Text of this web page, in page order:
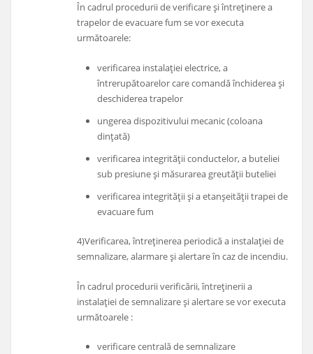
În cadrul procedurii de verificare și întreținere a
trapelor de evacuare fum se vor executa
următoarele:
verificarea instalației electrice, a
întrerupătoarelor care comandă închiderea și
deschiderea trapelor
ungerea dispozitivului mecanic (coloana
dințată)
verificarea integrității conductelor, a buteliei
sub presiune și măsurarea greutății buteliei
verificarea integrității și a etanșeității trapei de
evacuare fum
4)Verificarea, întreţinerea periodică a instalaţiei de
semnalizare, alarmare şi alertare în caz de incendiu.
În cadrul procedurii verificării, întreţinerii a
instalației de semnalizare şi alertare se vor executa
următoarele :
verificare centrală de semnalizare